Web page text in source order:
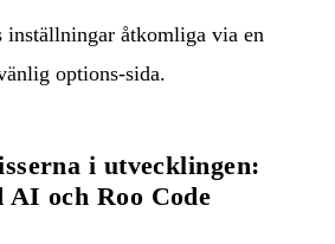
inställningar åtkomliga via en
options-sida.
i utvecklingen:
AI och Roo Code